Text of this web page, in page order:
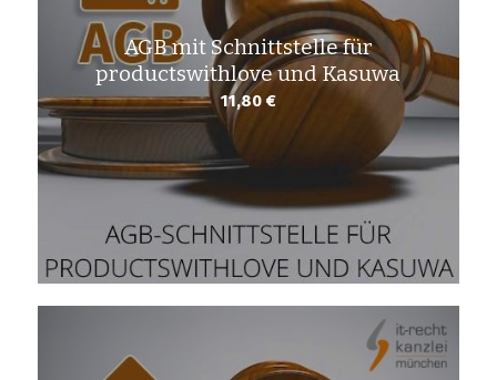
AGB mit Schnittstelle für
productswithlove und Kasuwa
11,80€